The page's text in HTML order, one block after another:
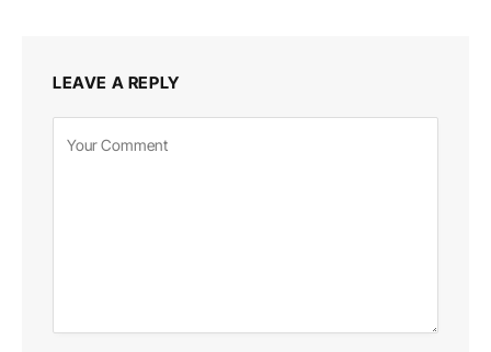
LEAVE A REPLY